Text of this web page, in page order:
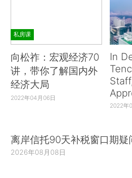
私房课
向松祚：宏观经济70
讲，带你了解国内外
经济大局
2022年04月06日
In
2022年
离岸信托90天补税窗口期疑
2026年08月08日